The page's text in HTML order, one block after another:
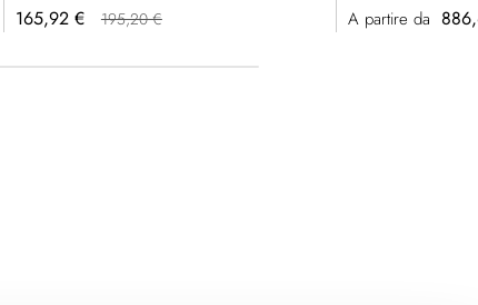
Prezzo
165,92 € 195,20 € A partire da